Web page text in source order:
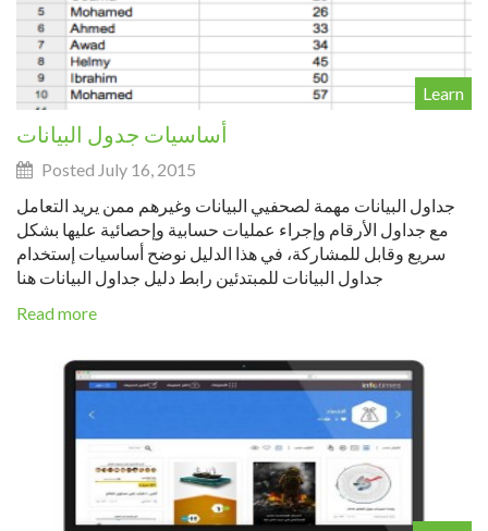
Learn
أساسيات جدول البيانات
Posted July 16, 2015
جداول البيانات مهمة لصحفيي البيانات وغيرهم ممن يريد التعامل
مع جداول الأرقام وإجراء عمليات حسابية وإحصائية عليها بشكل
سريع وقابل للمشاركة، في هذا الدليل نوضح أساسيات إستخدام
جداول البيانات للمبتدئين رابط دليل جداول البيانات هنا
Read more